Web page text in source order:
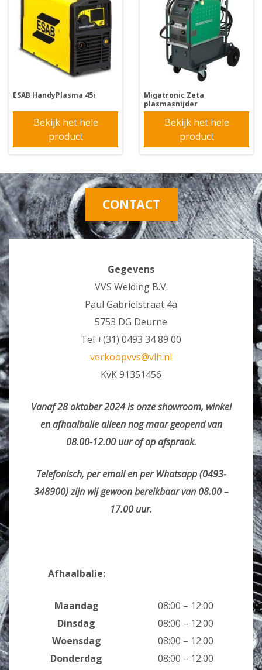
ESAB HandyPlasma 45i
Bekijk het hele
product
Migatronic Zeta
plasmasnijder
Bekijk het hele
product
CONTACT
Gegevens
VVS Welding B.V.
Paul Gabriëlstraat 4a
5753 DG Deurne
Tel +(31) 0493 34 89 00
verkoopvvs@vlh.nl
KvK 91351456
Vanaf 28 oktober 2024 is onze showroom, winkel
en afhaalbalie alleen nog maar geopend van
08.00-12.00 uur of op afspraak.
Telefonisch, per email en per Whatsapp (0493-
348900) zijn wij gewoon bereikbaar van 08.00 –
17.00 uur.
Afhaalbalie:
Maandag
Dinsdag
Woensdag
Donderdag
08:00 – 12:00
08:00 – 12:00
08:00 – 12:00
08:00 – 12:00